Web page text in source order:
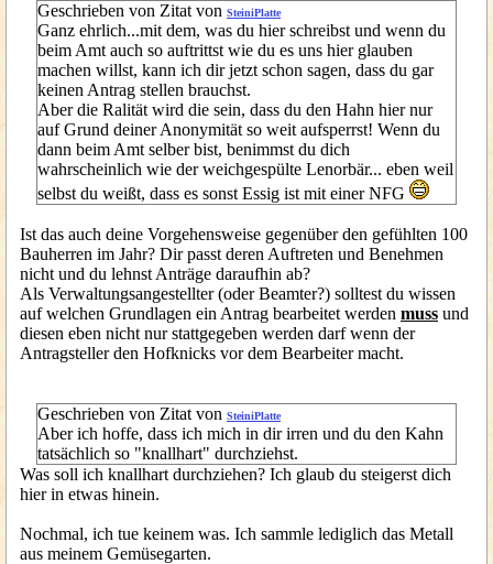
Geschrieben von Zitat von SteiniPlatte
Ganz ehrlich...mit dem, was du hier schreibst und wenn du
beim Amt auch so auftrittst wie du es uns hier glauben
machen willst, kann ich dir jetzt schon sagen, dass du gar
keinen Antrag stellen brauchst.
Aber die Ralität wird die sein, dass du den Hahn hier nur
auf Grund deiner Anonymität so weit aufsperrst! Wenn du
dann beim Amt selber bist, benimmst du dich
wahrscheinlich wie der weichgespülte Lenorbär... eben weil
selbst du weißt, dass es sonst Essig ist mit einer NFG
Ist das auch deine Vorgehensweise gegenüber den gefühlten 100
Bauherren im Jahr? Dir passt deren Auftreten und Benehmen
nicht und du lehnst Anträge daraufhin ab?
Als Verwaltungsangestellter (oder Beamter?) solltest du wissen
auf welchen Grundlagen ein Antrag bearbeitet werden muss und
diesen eben nicht nur stattgegeben werden darf wenn der
Antragsteller den Hofknicks vor dem Bearbeiter macht.
Geschrieben von Zitat von SteiniPlatte
Aber ich hoffe, dass ich mich in dir irren und du den Kahn
tatsächlich so "knallhart" durchziehst.
Was soll ich knallhart durchziehen? Ich glaub du steigerst dich
hier in etwas hinein.
Nochmal, ich tue keinem was. Ich sammle lediglich das Metall
aus meinem Gemüsegarten.